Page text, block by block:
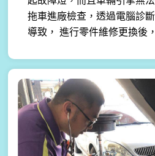
拖車進廠檢查，透過電腦診
導致， 進行零件維修更換後